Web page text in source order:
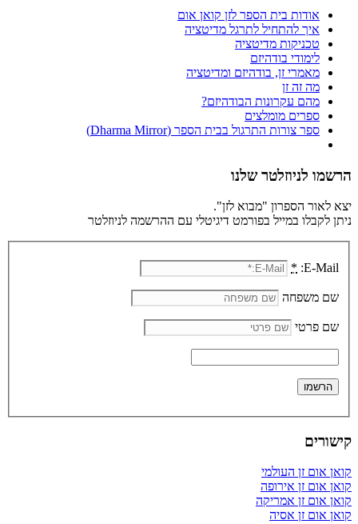
אודות בית הספר לזן קואן אום
איך להתחיל לתרגל מדיטציה
טכניקות מדיטציה
לימודי בודהיזם
מאמרי זן, בודהיזם ומדיטציה
מה זה זן
מהם עקרונות הבודהיזם?
ספרים מומלצים
ספר צורות התרגול בבית הספר (Dharma Mirror)
הרשמו לניוזלטר שלנו
יצא לאור הספרון "מבוא לזן".
ניתן לקבלו במייל בפורמט דיגיטלי עם ההרשמה לניוזלטר
E-Mail:
*
שם משפחה
שם פרטי
קישורים
קואן אום זן העולמי
קואן אום זן אירופה
קואן אום זן אמריקה
קואן אום זן אסיה